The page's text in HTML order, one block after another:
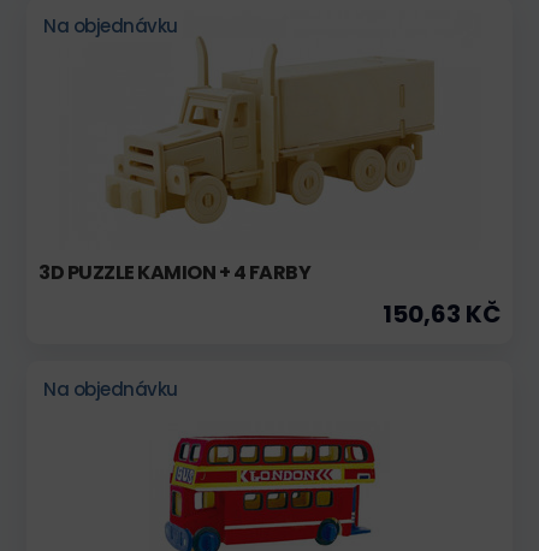
Na objednávku
3D PUZZLE KAMION + 4 FARBY
150,63 KČ
Na objednávku